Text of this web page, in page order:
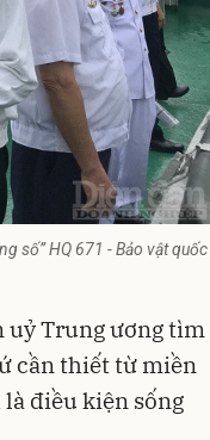
số” HQ 671 - Bảo vật quốc
uỷ Trung ương tìm
cần thiết từ miền
điều kiện sống